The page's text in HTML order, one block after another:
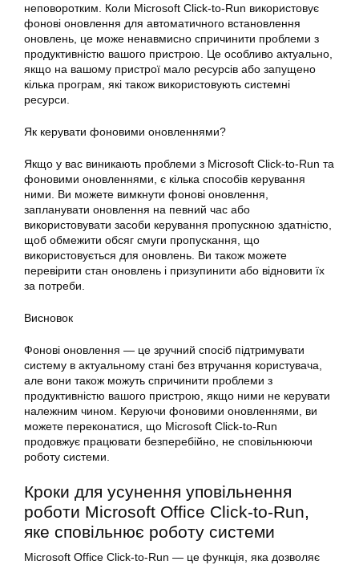
неповоротким. Коли Microsoft Click-to-Run використовує
фонові оновлення для автоматичного встановлення
оновлень, це може ненавмисно спричинити проблеми з
продуктивністю вашого пристрою. Це особливо актуально,
якщо на вашому пристрої мало ресурсів або запущено
кілька програм, які також використовують системні
ресурси.
Як керувати фоновими оновленнями?
Якщо у вас виникають проблеми з Microsoft Click-to-Run та
фоновими оновленнями, є кілька способів керування
ними. Ви можете вимкнути фонові оновлення,
запланувати оновлення на певний час або
використовувати засоби керування пропускною здатністю,
щоб обмежити обсяг смуги пропускання, що
використовується для оновлень. Ви також можете
перевірити стан оновлень і призупинити або відновити їх
за потреби.
Висновок
Фонові оновлення — це зручний спосіб підтримувати
систему в актуальному стані без втручання користувача,
але вони також можуть спричинити проблеми з
продуктивністю вашого пристрою, якщо ними не керувати
належним чином. Керуючи фоновими оновленнями, ви
можете переконатися, що Microsoft Click-to-Run
продовжує працювати безперебійно, не сповільнюючи
роботу системи.
Кроки для усунення уповільнення
роботи Microsoft Office Click-to-Run,
яке сповільнює роботу системи
Microsoft Office Click-to-Run — це функція, яка дозволяє